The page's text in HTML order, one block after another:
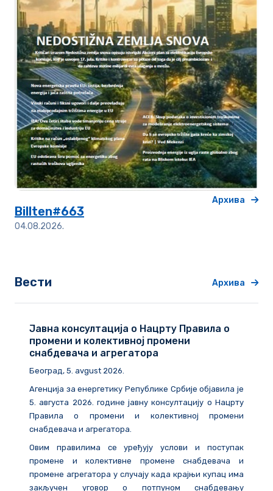
Billten#663
04.08.2026.
Архива
Вести Архива
Јавна консултација о Нацрту Правила о
промени и колективној промени
снабдевача и агрегатора
Београд, 5. avgust 2026.
Агенција за енергетику Републике Србије објавила је
5. августа 2026. годинејавну консултацију о Нацрту
Правила о промени и колективној промени
снабдевача и агрегатора.
Овим правилима се уређују услови и поступак
промене и колективне промене снабдевача и
промене агрегатора у случају када крајњи купац има
закључен уговор о потпуном снабдевању